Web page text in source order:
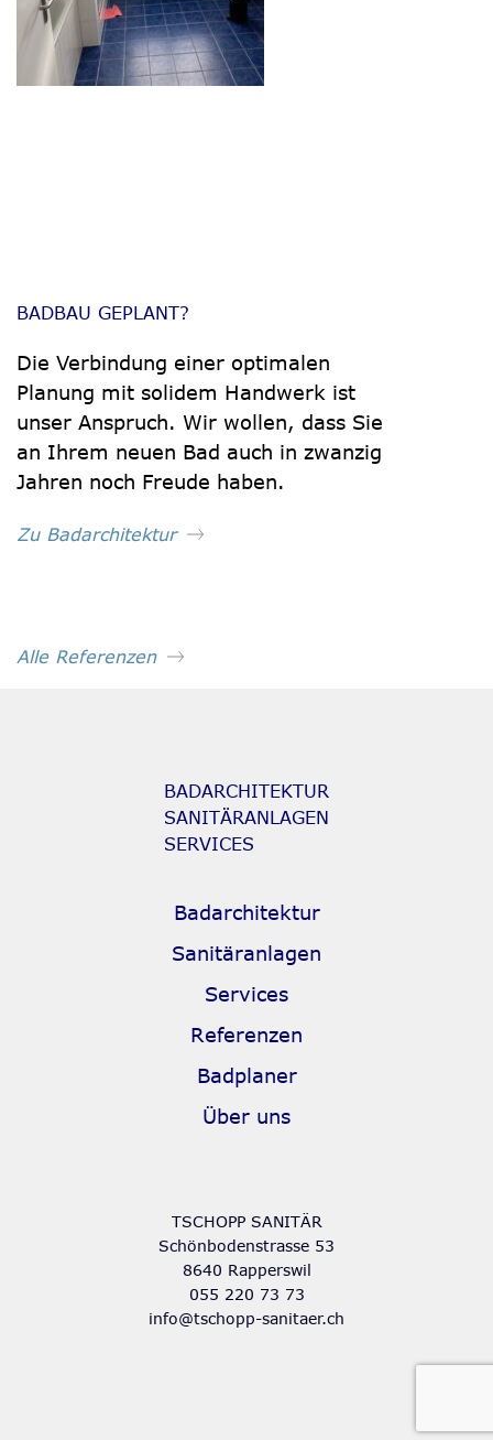
BADBAU GEPLANT?
Die Verbindung einer optimalen
Planung mit solidem Handwerk ist
unser Anspruch. Wir wollen, dass Sie
an Ihrem neuen Bad auch in zwanzig
Jahren noch Freude haben.
Zu Badarchitektur
Alle Referenzen
BADARCHITEKTUR
SANITÄRANLAGEN
SERVICES
Badarchitektur
Sanitäranlagen
Services
Referenzen
Badplaner
Über uns
TSCHOPP SANITÄR
Schönbodenstrasse 53
8640 Rapperswil
055 220 73 73
info@tschopp-sanitaer.ch